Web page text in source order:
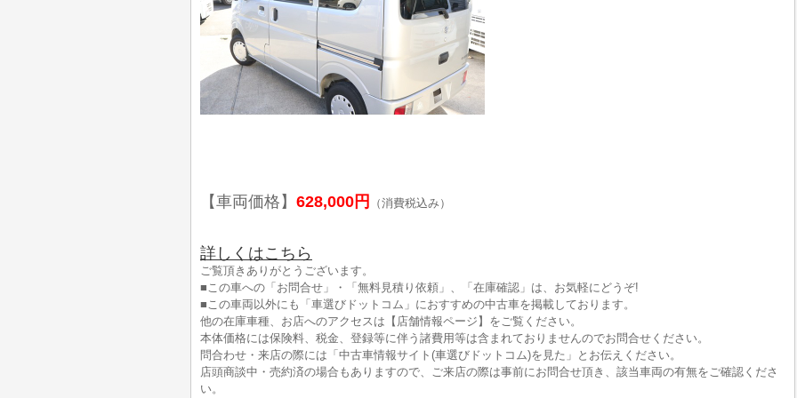
【車両価格】 628,000円 （消費税込み）
詳しくはこちら
ご覧頂きありがとうございます。
■この車への「お問合せ」・「無料見積り依頼」、「在庫確認」は、お気軽にどうぞ!
■この車両以外にも「車選びドットコム」におすすめの中古車を掲載しております。
他の在庫車種、お店へのアクセスは【店舗情報ページ】をご覧ください。
本体価格には保険料、税金、登録等に伴う諸費用等は含まれておりませんのでお問合せください。
問合わせ・来店の際には「中古車情報サイト(車選びドットコム)を見た」とお伝えください。
店頭商談中・売約済の場合もありますので、ご来店の際は事前にお問合せ頂き、該当車両の有無をご確認くださ
い。